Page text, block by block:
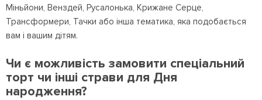
Міньйони, Венздей, Русалонька, Крижане Серце,
Трансформери, Тачки або інша тематика, яка подобається
вам і вашим дітям.
Чи є можливість замовити спеціальний
торт чи інші страви для Дня
народження?